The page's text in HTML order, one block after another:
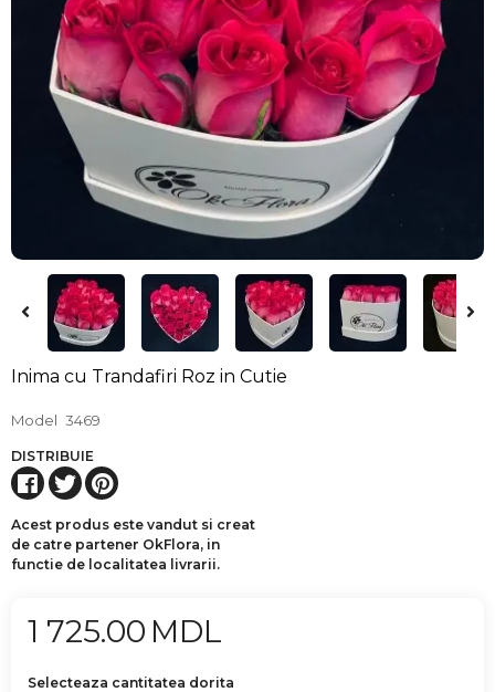
Inima cu Trandafiri Roz in Cutie
Model 3469
DISTRIBUIE
Acest produs este vandut si creat
de catre partener OkFlora, in
functie de localitatea livrarii.
1 725.00 MDL
Selecteaza cantitatea dorita